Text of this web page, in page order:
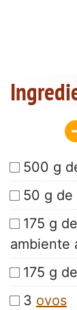
500 g
50 g de
175 g de
ambiente
175 g
3 ovos